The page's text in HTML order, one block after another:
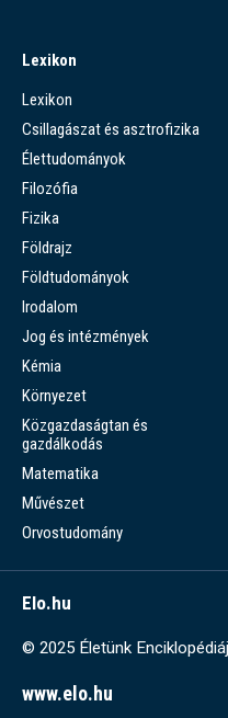
Lexikon
Lexikon
Csillagászat és asztrofizika
Élettudományok
Filozófia
Fizika
Földrajz
Földtudományok
Irodalom
Jog és intézmények
Kémia
Környezet
Közgazdaságtan és
gazdálkodás
Matematika
Művészet
Orvostudomány
Elo.hu
© 2025 Életünk
www.elo.hu